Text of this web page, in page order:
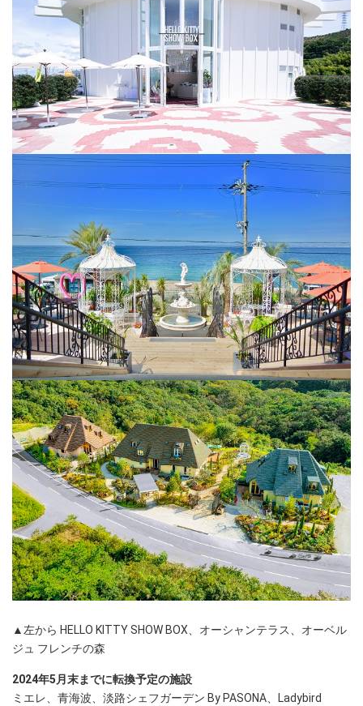
▲左から HELLO KITTY SHOW BOX、オーシャンテラス、オーベル
ジュ フレンチの森
2024年5月末までに転換予定の施設
ミエレ、青海波、淡路シェフガーデン By PASONA、Ladybird